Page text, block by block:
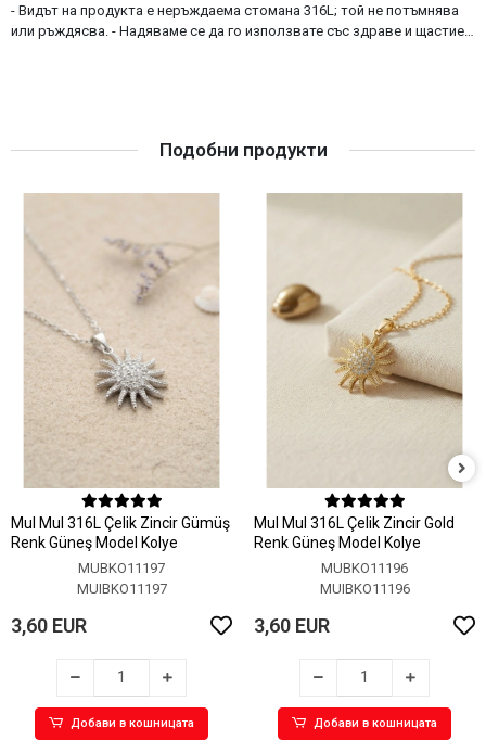
- Видът на продукта е неръждаема стомана 316L; той не потъмнява
или ръждясва. - Надяваме се да го използвате със здраве и щастие…
Подобни продукти
MuI MuI 316L Çelik Zincir Gümüş
Renk Güneş Model Kolye
MUBKO11197
MUIBKO11197
3,60 EUR
Добави в кошницата
MuI MuI 316L Çelik Zincir Gold
Renk Güneş Model Kolye
MUBKO11196
MUIBKO11196
3,60 EUR
Добави в кошницата